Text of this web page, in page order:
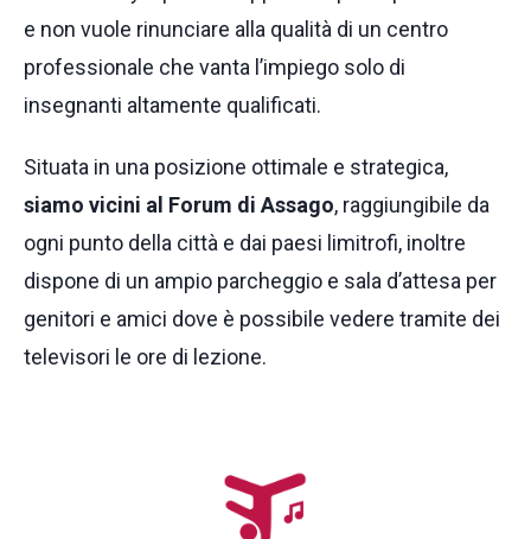
e non vuole rinunciare alla qualità di un centro
professionale che vanta l’impiego solo di
insegnanti altamente qualificati.
Situata in una posizione ottimale e strategica,
siamo vicini al Forum di Assago, raggiungibile da
ogni punto della città e dai paesi limitrofi, inoltre
dispone di un ampio parcheggio e sala d’attesa per
genitori e amici dove è possibile vedere tramite dei
televisori le ore di lezione.